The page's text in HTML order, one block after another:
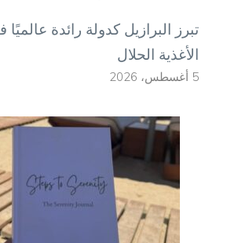
تبرز البرازيل كدولة رائدة
الأغذية الحلال
5 أغسطس، 2026